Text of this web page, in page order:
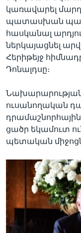
կառավարել
պատասխան
հասկանալ
ներկայացնել
Հերիթեյջ
Դոնալդսը։
Նախարարության
ուսանողական
ցածր եկամուտ
պետական